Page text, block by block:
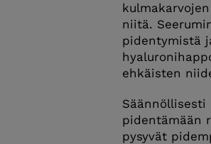
niitä.
pidentymistä
ehkäisten
Säännöllisesti
pidentämään
pysyvät